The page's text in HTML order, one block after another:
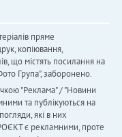
пряме
копіювання,
що містять посилання на
Група", заборонено.
"Реклама" / "Новини
та публікуються на
які в них
є рекламними, проте